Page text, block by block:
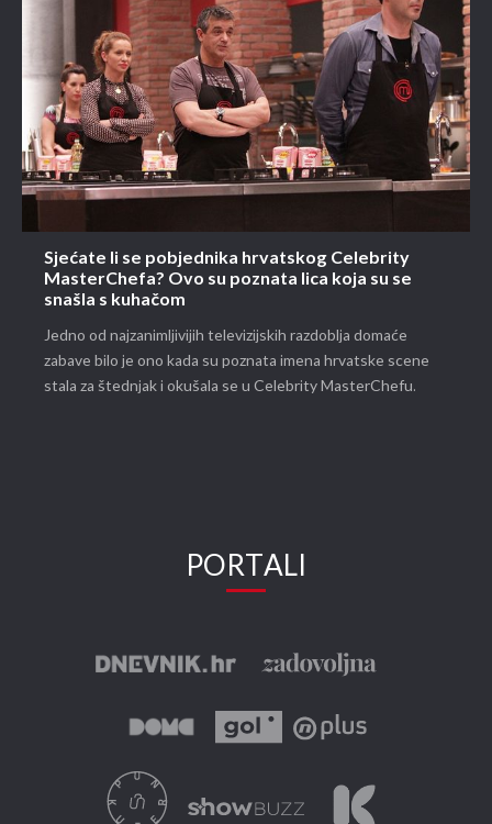
Sjećate li se pobjednika hrvatskog Celebrity
MasterChefa? Ovo su poznata lica koja su se
snašla s kuhačom
Jedno od najzanimljivijih televizijskih razdoblja domaće
zabave bilo je ono kada su poznata imena hrvatske scene
stala za štednjak i okušala se u Celebrity MasterChefu.
PORTALI